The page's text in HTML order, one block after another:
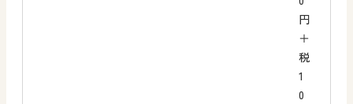
円
＋
税
1
0